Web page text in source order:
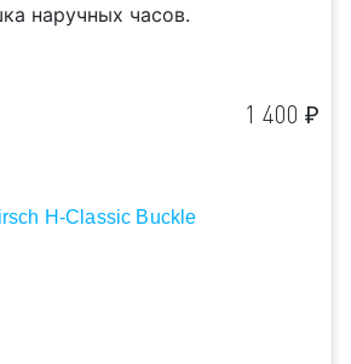
наручных часов.
1 400 ₽